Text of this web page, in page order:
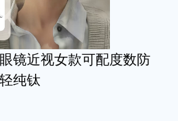
镜近视女款可配度数防
纯钛